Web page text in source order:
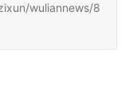
wuliannews/8